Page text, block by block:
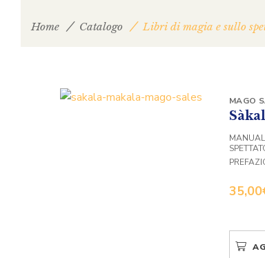
Home Catalogo Libri di magia e sullo
35,00
MAGO